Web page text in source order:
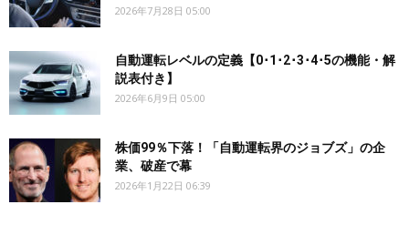
2026年7月28日 05:00
自動運転レベルの定義【0･1･2･3･4･5の機能・解
説表付き】
2026年6月9日 05:00
株価99％下落！「自動運転界のジョブズ」の企
業、破産で幕
2026年1月22日 06:39